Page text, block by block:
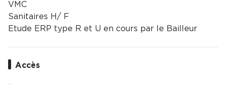
VMC
Sanitaires H/ F
Etude ERP type R et U en cours par le Bailleur
Accès